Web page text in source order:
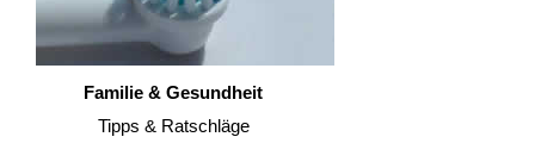
Familie & Gesundheit
Tipps & Ratschläge